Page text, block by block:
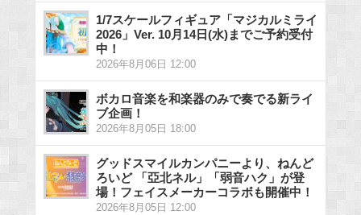
1/7スケールフィギュア「マジカルミライ
2026」Ver. 10月14日(水)までご予約受付
中！
2026年8月06日 12:00
ボカロ音楽を和楽器のみで奏でる新ライ
ブ企画！
2026年8月05日 18:00
グッドスマイルカンパニーより、ねんど
ろいど 「亞北ネル」「弱音ハク」が登
場！フェイスメーカーコラボも開催中！
2026年8月05日 12:00